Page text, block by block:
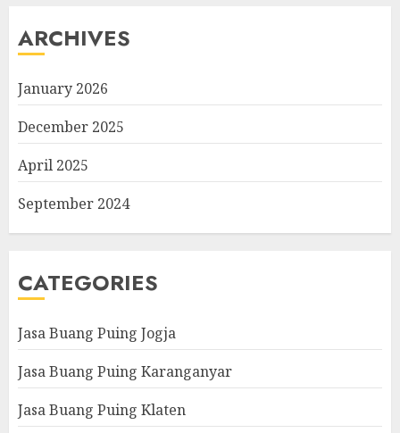
ARCHIVES
January 2026
December 2025
April 2025
September 2024
CATEGORIES
Jasa Buang Puing Jogja
Jasa Buang Puing Karanganyar
Jasa Buang Puing Klaten